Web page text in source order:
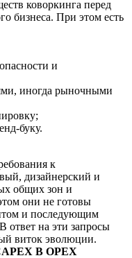
коворкинга перед
бизнеса. При этом есть
и
иногда рыночными
буку.
к
дизайнерский и
общих зон и
они не готовы
и последующим
ответ на эти запросы
виток эволюции.
В OPEX